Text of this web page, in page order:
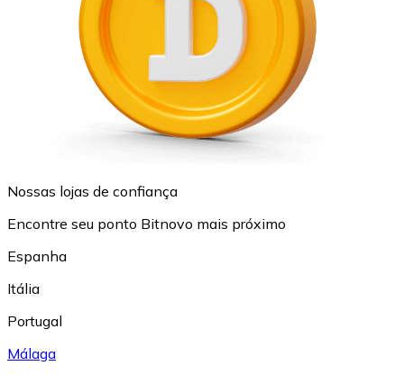
Nossas lojas de confiança
Encontre seu ponto Bitnovo mais próximo
Espanha
Itália
Portugal
Málaga